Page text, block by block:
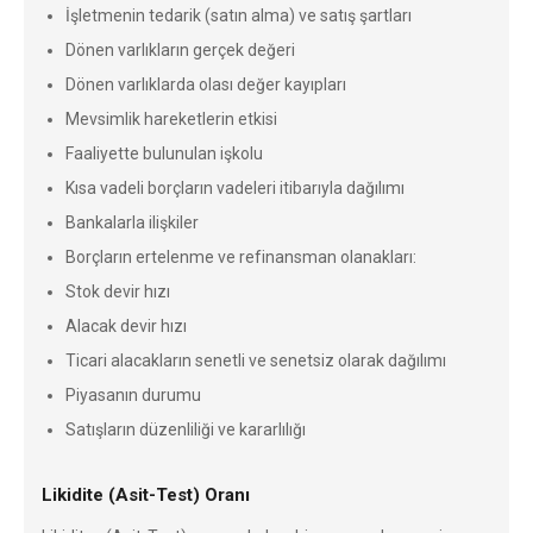
İşletmenin tedarik (satın alma) ve satış şartları
Dönen varlıkların gerçek değeri
Dönen varlıklarda olası değer kayıpları
Mevsimlik hareketlerin etkisi
Faaliyette bulunulan işkolu
Kısa vadeli borçların vadeleri itibarıyla dağılımı
Bankalarla ilişkiler
Borçların ertelenme ve refinansman olanakları:
Stok devir hızı
Alacak devir hızı
Ticari alacakların senetli ve senetsiz olarak dağılımı
Piyasanın durumu
Satışların düzenliliği ve kararlılığı
Likidite (Asit-Test) Oranı